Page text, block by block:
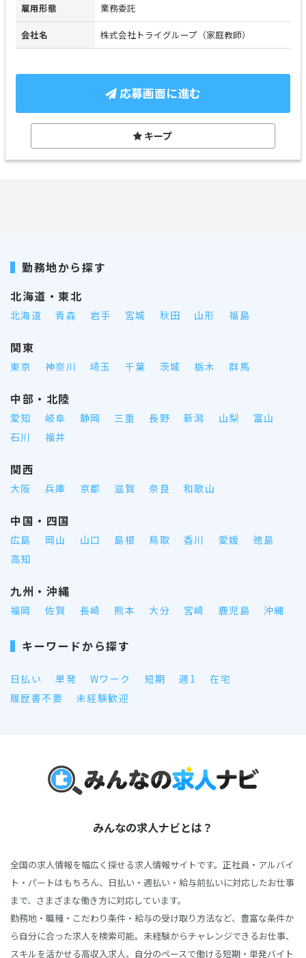
雇用形態 業務委託
会社名 株式会社トライグループ（家庭教師）
応募画面に進む
キープ
勤務地から探す
北海道・東北
北海道 青森 岩手 宮城 秋田 山形 福島
関東
東京 神奈川 埼玉 千葉 茨城 栃木 群馬
中部・北陸
愛知 岐阜 静岡 三重 長野 新潟 山梨
富山
石川
福井
関西
大阪 兵庫 京都 滋賀 奈良 和歌山
中国・四国
広島 岡山 山口 島根 鳥取 香川 愛媛
徳島
高知
九州・沖縄
福岡 佐賀 長崎 熊本 大分 宮崎 鹿児島 沖縄
キーワードから探す
日払い 単発 Wワーク 短期 週1
在宅
履歴書不要
未経験歓迎
みんなの求人ナビとは？
全国の求人情報を幅広く探せる求人情報サイトです。正社員・アルバイ
ト・パートはもちろん、日払い・週払い・給与前払いに対応したお仕事
まで、さまざまな働き方に対応しています。
勤務地・職種・こだわり条件・給与の受け取り方法など、豊富な条件か
ら自分に合った求人を検索可能。未経験からチャレンジできるお仕事、
スキルを活かせる高収入求人、自分のペースで働ける短期・単発バイト